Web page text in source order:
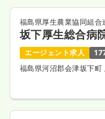
福島県厚生農業協同組合
坂下厚生総合病
エージェント求人
福島県河沼郡会津坂下町